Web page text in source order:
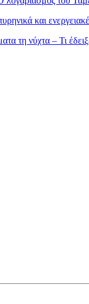
και
τη νύχτα – Τι